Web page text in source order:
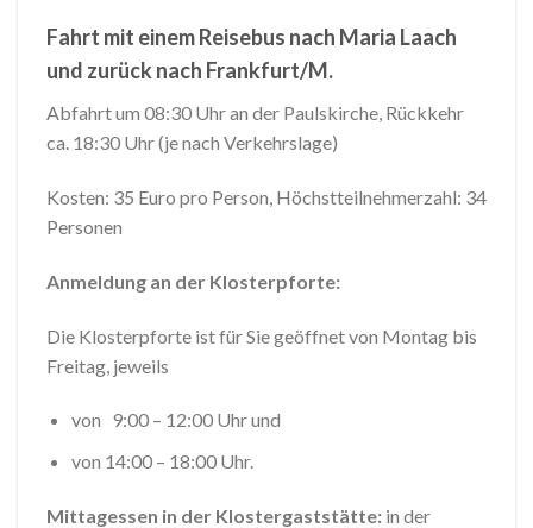
Fahrt mit einem Reisebus nach Maria Laach
und zurück nach Frankfurt/M.
Abfahrt um 08:30 Uhr an der Paulskirche, Rückkehr
ca. 18:30 Uhr (je nach Verkehrslage)
Kosten: 35 Euro pro Person, Höchstteilnehmerzahl: 34
Personen
Anmeldung an der Klosterpforte:
Die Klosterpforte ist für Sie geöffnet von Montag bis
Freitag, jeweils
von 9:00 – 12:00 Uhr und
von 14:00 – 18:00 Uhr.
Mittagessen in der Klostergaststätte: in der